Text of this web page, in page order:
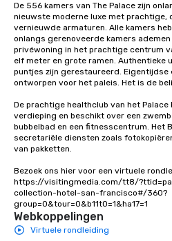
De 556 kamers van The Palace zijn
nieuwste moderne luxe met prachtige,
vernieuwde armaturen. Alle kamers
onlangs gerenoveerde kamers
privéwoning in het prachtige centrum
elf meter en grote ramen. Authentieke
puntjes zijn gerestaureerd. Eigentijdse
ontworpen voor het paleis. Het is de
De prachtige healthclub van het
verdieping en beschikt over een
bubbelbad en een fitnesscentrum. Het
secretariële diensten zoals
van pakketten.
Bezoek ons hier voor een virtuele
https://visitingmedia.com/tt8/
collection-hotel-san-francisco#/360?
group=0&tour=0&b11t0=1&ha17=1
Webkoppelingen
Virtuele rondleiding